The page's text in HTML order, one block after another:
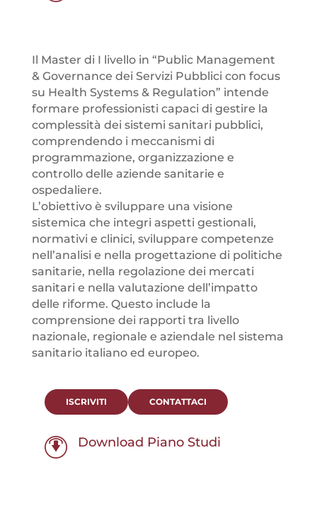
Il Master di I livello in “Public Management
& Governance dei Servizi Pubblici con focus
su Health Systems & Regulation” intende
formare professionisti capaci di gestire la
complessità dei sistemi sanitari pubblici,
comprendendo i meccanismi di
programmazione, organizzazione e
controllo delle aziende sanitarie e
ospedaliere.
L’obiettivo è sviluppare una visione
sistemica che integri aspetti gestionali,
normativi e clinici, sviluppare competenze
nell’analisi e nella progettazione di politiche
sanitarie, nella regolazione dei mercati
sanitari e nella valutazione dell’impatto
delle riforme. Questo include la
comprensione dei rapporti tra livello
nazionale, regionale e aziendale nel sistema
sanitario italiano ed europeo.
ISCRIVITI CONTATTACI
Download Piano Studi